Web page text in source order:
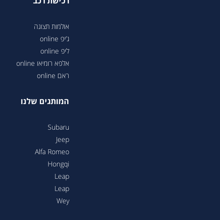
אולמות תצוגה
ג’יפ online
ליפ online
אלפא רומיאו online
ראם online
המותגים שלנו
Subaru
Jeep
Alfa Romeo
Hongqi
Leap
Leap
Wey